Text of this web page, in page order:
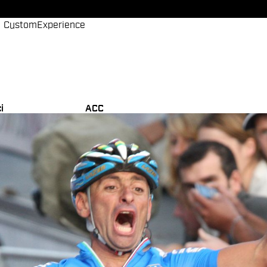
CustomExperience
ACC